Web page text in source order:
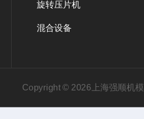
旋转压片机
混合设备
Copyright © 2026上海强顺机